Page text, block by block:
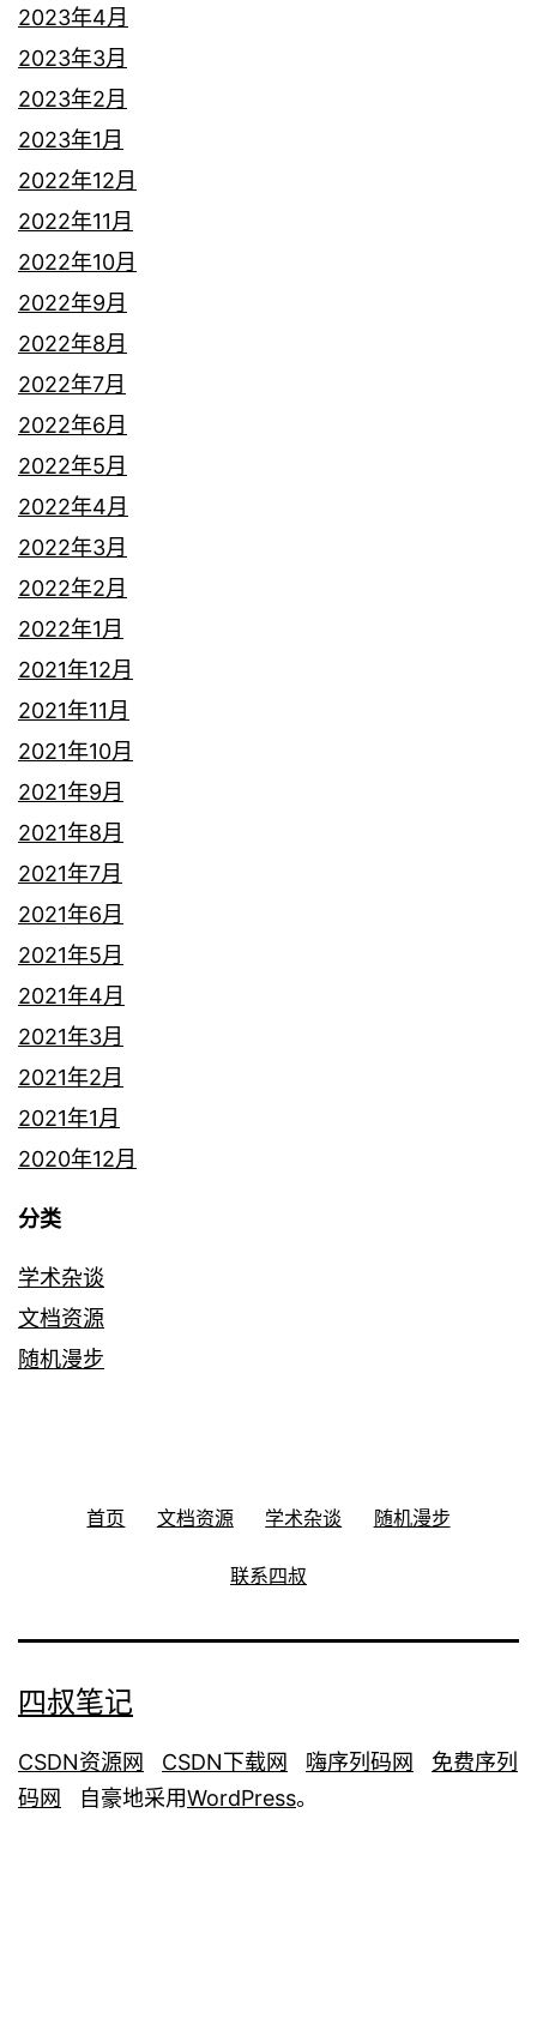
2023年4月
2023年3月
2023年2月
2023年1月
2022年12月
2022年11月
2022年10月
2022年9月
2022年8月
2022年7月
2022年6月
2022年5月
2022年4月
2022年3月
2022年2月
2022年1月
2021年12月
2021年11月
2021年10月
2021年9月
2021年8月
2021年7月
2021年6月
2021年5月
2021年4月
2021年3月
2021年2月
2021年1月
2020年12月
分类
学术杂谈
文档资源
随机漫步
首页 文档资源 学术杂谈 随机漫步
联系四叔
四叔笔记
CSDN资源网 CSDN下载网 嗨序列码网
免费序列
码网 自豪地采用WordPress。